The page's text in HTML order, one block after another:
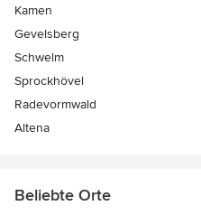
Kamen
Gevelsberg
Schwelm
Sprockhövel
Radevormwald
Altena
Beliebte Orte